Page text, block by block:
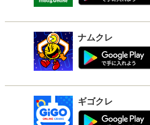
ナムクレ
ギゴクレ